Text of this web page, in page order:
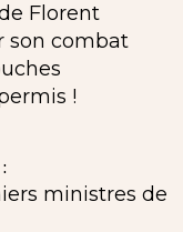
Florent
son combat
!
ministres de